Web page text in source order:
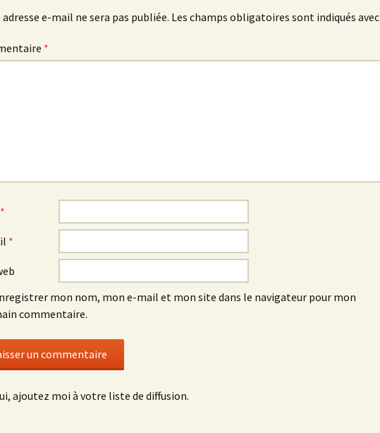
e-mail ne sera pas publiée. Les champs obligatoires sont indiqués avec
*
*
*
mon nom, mon e-mail et mon site dans le navigateur pour mon
commentaire.
ajoutez moi à votre liste de diffusion.